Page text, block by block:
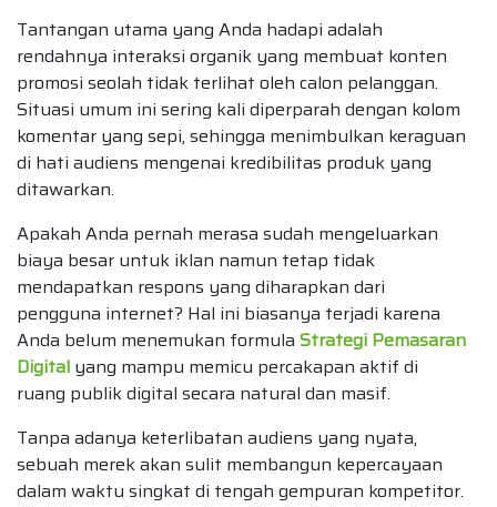
Tantangan utama yang Anda hadapi adalah
rendahnya interaksi organik yang membuat konten
promosi seolah tidak terlihat oleh calon pelanggan.
Situasi umum ini sering kali diperparah dengan kolom
komentar yang sepi, sehingga menimbulkan keraguan
di hati audiens mengenai kredibilitas produk yang
ditawarkan.
Apakah Anda pernah merasa sudah mengeluarkan
biaya besar untuk iklan namun tetap tidak
mendapatkan respons yang diharapkan dari
pengguna internet? Hal ini biasanya terjadi karena
Anda belum menemukan formula Strategi Pemasaran
Digital yang mampu memicu percakapan aktif di
ruang publik digital secara natural dan masif.
Tanpa adanya keterlibatan audiens yang nyata,
sebuah merek akan sulit membangun kepercayaan
dalam waktu singkat di tengah gempuran kompetitor.